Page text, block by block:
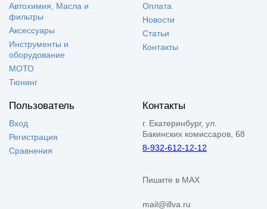
Автохимия, Масла и
фильтры
Аксессуары
Инструменты и
оборудование
МОТО
Тюнинг
Оплата
Новости
Статьи
Контакты
Пользователь
Вход
Регистрация
Сравнения
Контакты
г. Екатеринбург, ул.
Бакинских комиссаров, 68
8-932-612-12-12
Пишите в MAX
mail@illva.ru